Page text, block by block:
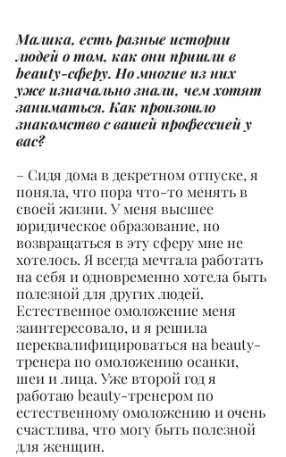
Малика, есть разные истории
людей о том, как они пришли в
beauty-сферу. Но многие из них
уже изначально знали, чем хотят
заниматься. Как произошло
знакомство с вашей профессией у
вас?
– Сидя дома в декретном отпуске, я
поняла, что пора что-то менять в
своей жизни. У меня высшее
юридическое образование, но
возвращаться в эту сферу мне не
хотелось. Я всегда мечтала работать
на себя и одновременно хотела быть
полезной для других людей.
Естественное омоложение меня
заинтересовало, и я решила
переквалифицироваться на beauty-
тренера по омоложению осанки,
шеи и лица. Уже второй год я
работаю beauty-тренером по
естественному омоложению и очень
счастлива, что могу быть полезной
для женщин.